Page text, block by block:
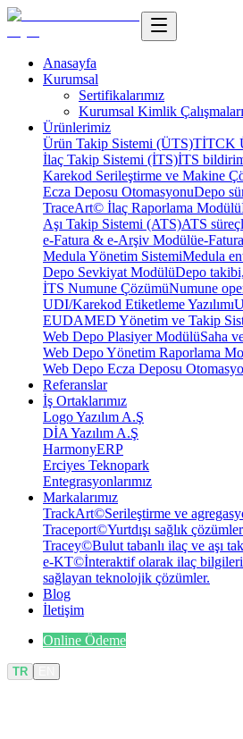
Anasayfa
Kurumsal
Sertifikalarımız
Kurumsal Kimlik
Ürünlerimiz
Ürün Takip Sistemi (ÜTS)TİTCK
İlaç Takip Sistemi (İTS)İTS
Karekod Serileştirme ve Makine
Ecza Deposu OtomasyonuDepo
TraceArt© İlaç Raporlama Modülü
Aşı Takip Sistemi (ATS)ATS
e-Fatura & e-Arşiv Modülüe-
Medula Yönetim SistemiMedula
Depo Sevkiyat ModülüDepo
İTS Numune ÇözümüNumune
UDI/Karekod Etiketleme Yazılımı
EUDAMED Yönetim ve Takip
Web Depo Plasiyer ModülüSaha
Web Depo Yönetim Raporlama
Web Depo Ecza Deposu
Referanslar
İş Ortaklarımız
Logo Yazılım A.Ş
DİA Yazılım A.Ş
HarmonyERP
Erciyes Teknopark
Entegrasyonlarımız
Markalarımız
TrackArt©Serileştirme ve
Traceport©Yurtdışı sağlık
Tracey©Bulut tabanlı ilaç ve aşı
e-KT©İnteraktif olarak ilaç
sağlayan teknolojik çözümler.
Blog
İletişim
Online Ödeme
TR